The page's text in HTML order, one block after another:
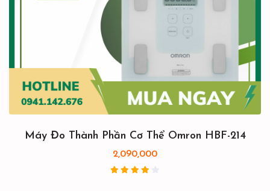
Máy Đo Thành Phần Cơ Thể Omron HBF-214
2,090,000